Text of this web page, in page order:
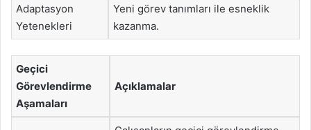
Adaptasyon
Yetenekleri
Yeni görev tanımları ile esneklik
kazanma.
Geçici
Görevlendirme
Aşamaları
Açıklamalar